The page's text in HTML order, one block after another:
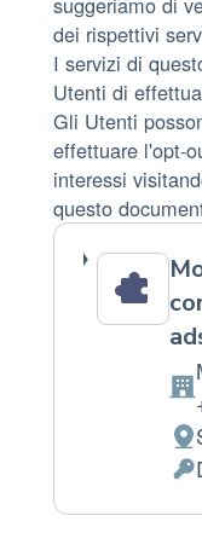
dei rispettivi
I servizi di
Utenti di
Gli Utenti
effettuare l'opt-
interessi
questo
del